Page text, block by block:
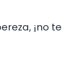
¡no te